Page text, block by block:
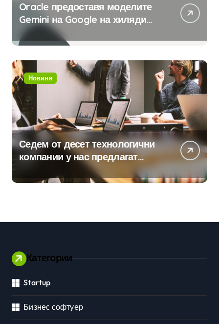
Oracle предоставя моделите
Gemini на Google на хиляди
клиенти на бизнес
приложения
Новини
Седем от десет технологични
компании у нас предлагат
хибридна работа
Категории
Startup
Бизнес софтуер